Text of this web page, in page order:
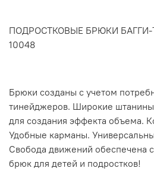
ПОДРОСТКОВЫЕ БРЮКИ
10048
Брюки созданы с учетом
тинейджеров. Широкие штанины
для создания эффекта объема.
Удобные карманы.
Свобода движений обеспечена
брюк для детей и подростков!